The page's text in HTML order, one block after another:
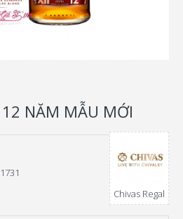
12 NĂM MẪU MỚI
Chivas Regal